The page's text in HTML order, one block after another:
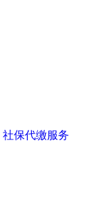
社保代缴服务